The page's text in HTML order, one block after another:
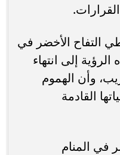
التفاح الأخضر في
إلى انتهاء
وأن الهموم
القادمة
في المنام